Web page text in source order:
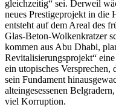
gleichzeitig“ sei. Derweil
neues Prestigeprojekt in die
entsteht auf dem Areal des
Glas-Beton-Wolkenkratzer
kommen aus Abu Dhabi,
Revitalisierungsprojekt“
ein utopisches
sein Fundament
alteingesessenen
viel Korruption.